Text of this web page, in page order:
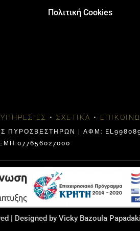
Πολιτική Cookies
ΥΠΗΡΕΣΊΕΣ • ΣΧΕΤΙΚΆ •
ΠΥΡΟΣΒΕΣΤΗΡΩΝ | ΑΦΜ:
| Designed by Vicky Bazoula